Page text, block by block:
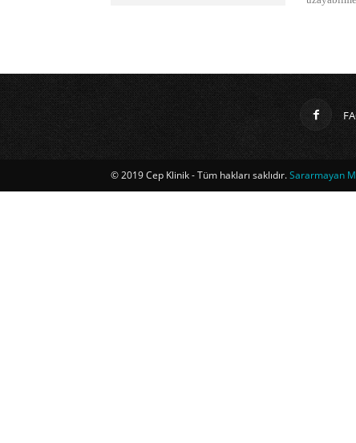
© 2019 Cep Klinik - Tüm hakları saklıdır.Sararmayan